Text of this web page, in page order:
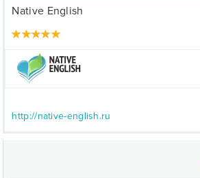
Native English
http://native-english.ru